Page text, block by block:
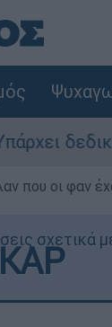
που οι φαν
σχετικά